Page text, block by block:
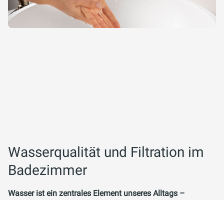
Wasserqualität und Filtration im
Badezimmer
Wasser ist ein zentrales Element unseres Alltags –